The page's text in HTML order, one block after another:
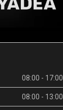
08:00 - 17:00
08:00 - 13:00